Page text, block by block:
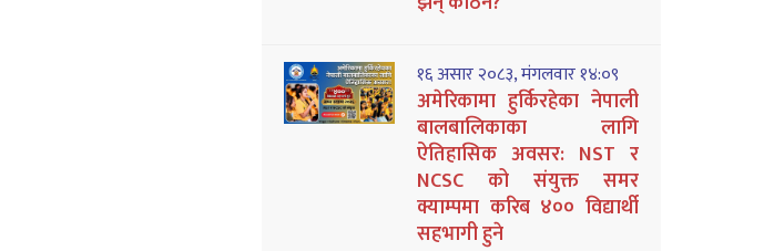
१६ असार २०८३, मंगलवार १४:०९
अमेरिकामा हुर्किरहेका नेपाली
बालबालिकाका लागि
ऐतिहासिक अवसर: NST र
NCSC को संयुक्त समर
क्याम्पमा करिब ४०० विद्यार्थी
सहभागी हुने